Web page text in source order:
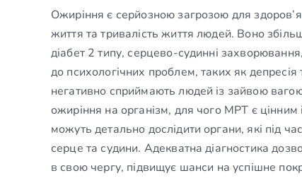
Ожиріння є серйозною загрозою для
життя та тривалість життя людей. Воно
діабет 2 типу, серцево-судинні
до психологічних проблем, таких як
негативно сприймають людей із зайвою
ожиріння на організм, для чого МРТ є цінним
можуть детально дослідити органи, які під
серце та судини. Адекватна діагностика
в свою чергу, підвищує шанси на успішне